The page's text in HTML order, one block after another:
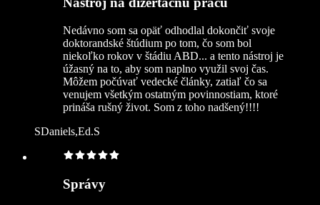
Nedávno som sa opäť odhodlal dokončiť svoje
doktorandské štúdium po tom, čo som bol
niekoľko rokov v štádiu ABD... a tento nástroj je
úžasný na to, aby som naplno využil svoj čas.
Môžem počúvať vedecké články, zatiaľ čo sa
venujem všetkým ostatným povinnostiam, ktoré
prináša rušný život. Som z toho nadšený!!!!
SDaniels,Ed.S
Správy